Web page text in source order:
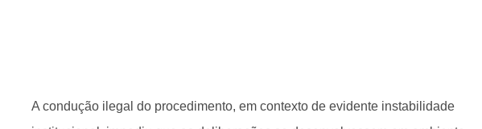
A condução ilegal do procedimento, em contexto de evidente instabilidade